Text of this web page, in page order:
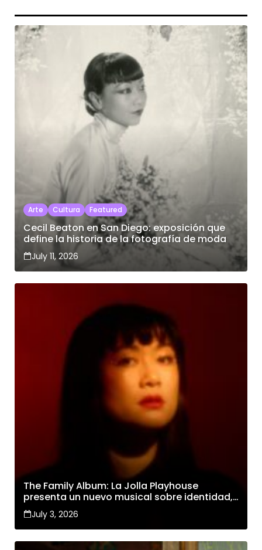
Arte Cultura Featured
Cecil Beaton en San Diego: exposición que
define la historia de la fotografía de moda
July 11, 2026
The Family Album: La Jolla Playhouse
presenta un nuevo musical sobre identidad,
familia y cambio
July 3, 2026